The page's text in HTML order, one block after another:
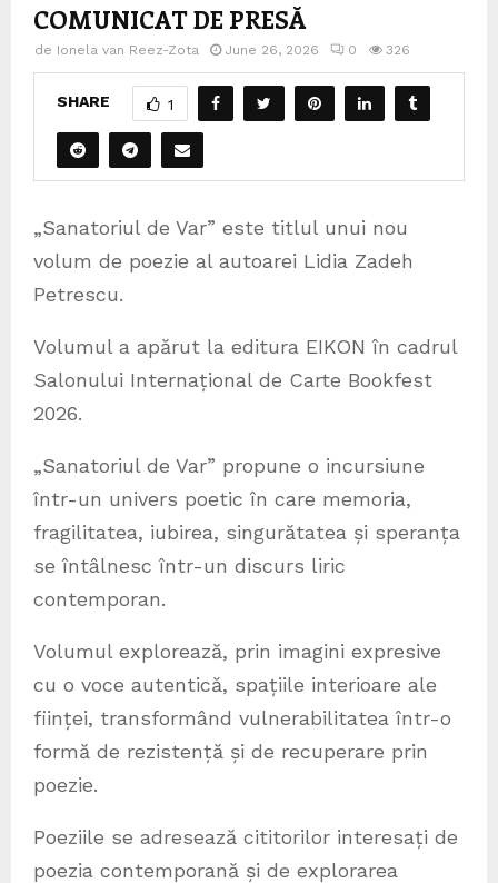
COMUNICAT DE PRESĂ
de Ionela van Reez-Zota June 26, 2026 0 326
SHARE 1
„Sanatoriul de Var” este titlul unui nou
volum de poezie al autoarei Lidia Zadeh
Petrescu.
Volumul a apărut la editura EIKON în cadrul
Salonului Internațional de Carte Bookfest
2026.
„Sanatoriul de Var” propune o incursiune
într-un univers poetic în care memoria,
fragilitatea, iubirea, singurătatea și speranța
se întâlnesc într-un discurs liric
contemporan.
Volumul explorează, prin imagini expresive
cu o voce autentică, spațiile interioare ale
ființei, transformând vulnerabilitatea într-o
formă de rezistență și de recuperare prin
poezie.
Poeziile se adresează cititorilor interesați de
poezia contemporană și de explorarea